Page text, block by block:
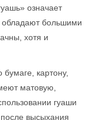
означает
обладают большими
хотя и
картону,
матовую,
гуаши
высыхания